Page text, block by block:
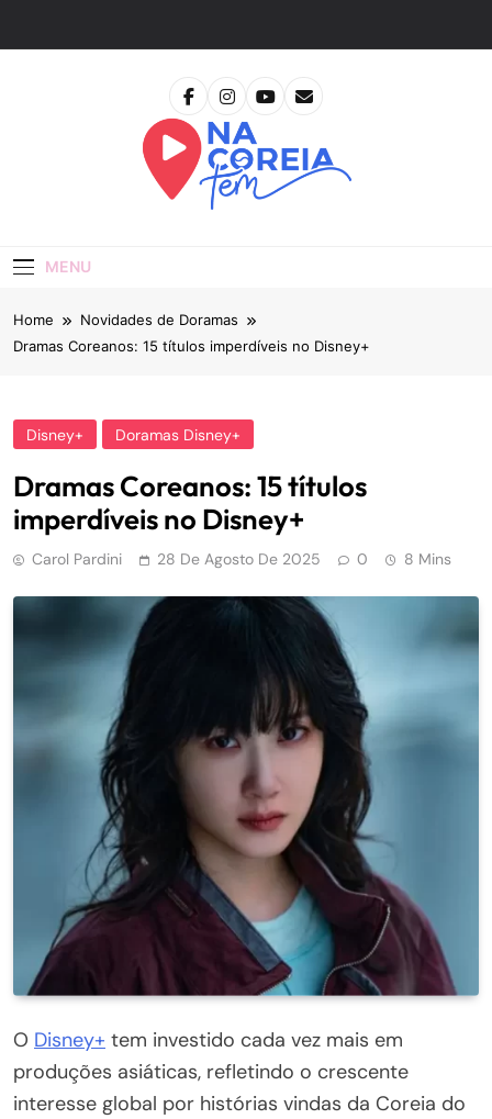
MENU
Home
Novidades de Doramas
Dramas Coreanos: 15 títulos imperdíveis no Disney+
Disney+ Doramas Disney+
Dramas Coreanos: 15 títulos
imperdíveis no Disney+
Carol Pardini 28 De Agosto De 2025 0 8 Mins
O Disney+ tem investido cada vez mais em
produções asiáticas, refletindo o crescente
interesse global por histórias vindas da Coreia do